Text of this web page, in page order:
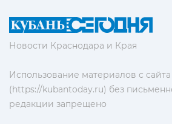
Новости Краснодара и Края
Использование материалов с
(https://kubantoday.ru) без
редакции запрещено